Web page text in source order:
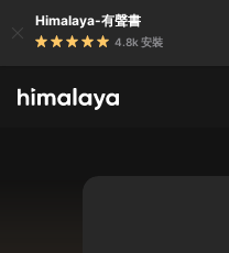
Himalaya-有聲書
4.8k 安裝